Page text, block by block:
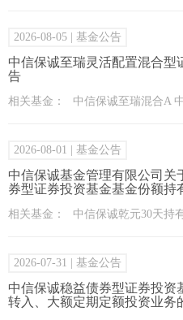
2026-08-05 | 基金公告
中信保诚至瑞灵活配置混合型
告
相关基金： 中信保诚至瑞混合A
2026-08-01 | 基金公告
中信保诚基金管理有限公司关
券型证券投资基金基金份额持
相关基金：
2026-07-31 | 基金公告
中信保诚稳益债券型证券投资
转入、大额定期定额投资业务